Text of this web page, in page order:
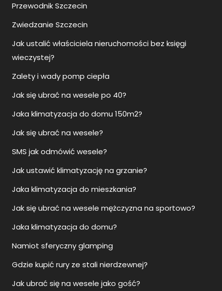
Przewodnik Szczecin
Zwiedzanie Szczecin
Jak ustalić właściciela nieruchomości bez księgi
wieczystej?
Zalety i wady pomp ciepła
Jak się ubrać na wesele po 40?
Jaka klimatyzacja do domu 150m2?
Jak się ubrać na wesele?
SMS jak odmówić wesele?
Jak ustawić klimatyzację na grzanie?
Jaka klimatyzacja do mieszkania?
Jak się ubrać na wesele mężczyzna na sportowo?
Jaka klimatyzacja do domu?
Namiot sferyczny glamping
Gdzie kupić rury ze stali nierdzewnej?
Jak ubrać się na wesele jako gość?